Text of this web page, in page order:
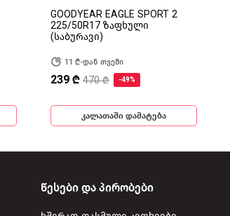
GOODYEAR EAGLE SPORT 2
225/50R17 ზაფხული
(საბურავი)
11 ₾-დან თვეში
239 ₾ 470 ₾ -49%
კალათაში დამატება
წესები და პირობები